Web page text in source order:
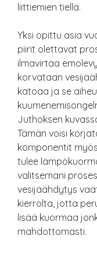
liittiemien tiellä.
Yksi opittu asia
piirit olettavat
ilmavirtaa
korvataan
katoaa ja se
Juthoksen
Tämän voisi
komponentit
tulee
valitsemani
vesijäähdytys
kierrolta, jotta
lisää kuormaa
mahdottomasti.